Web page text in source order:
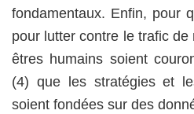
fondamentaux. Enfin, pour
pour lutter contre le trafic
êtres humains soient
(4) que les stratégies et
soient fondées sur des